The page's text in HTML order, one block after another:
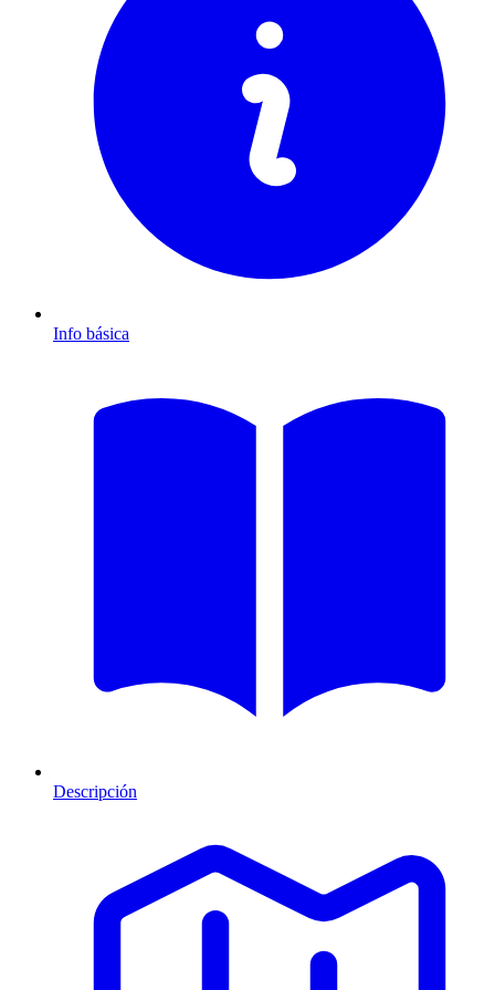
Info básica
Descripción